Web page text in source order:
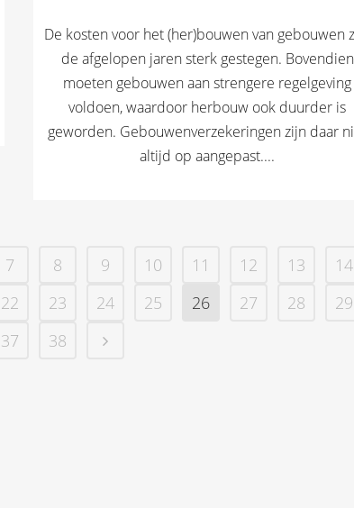
De kosten voor het (her)bouwen van gebouwen
de afgelopen jaren sterk gestegen. Bovendien
moeten gebouwen aan strengere regelgeving
voldoen, waardoor herbouw ook duurder is
geworden. Gebouwenverzekeringen zijn daar
altijd op aangepast....
7 8 9 10 11 12 13
14
22 23 24 25 26 27 28
29
37 38